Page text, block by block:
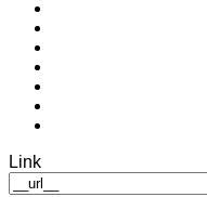
Link